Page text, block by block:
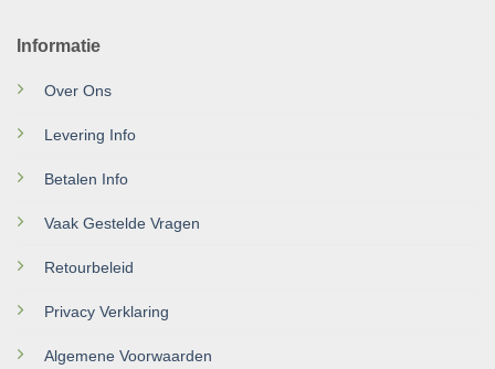
Informatie
Over Ons
Levering Info
Betalen Info
Vaak Gestelde Vragen
Retourbeleid
Privacy Verklaring
Algemene Voorwaarden